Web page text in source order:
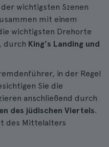
wichtigsten Szenen
mit einem
wichtigsten Drehorte
durch King's Landing und
in der Regel
Sie die
anschließend durch
des jüdischen Viertels.
des Mittelalters